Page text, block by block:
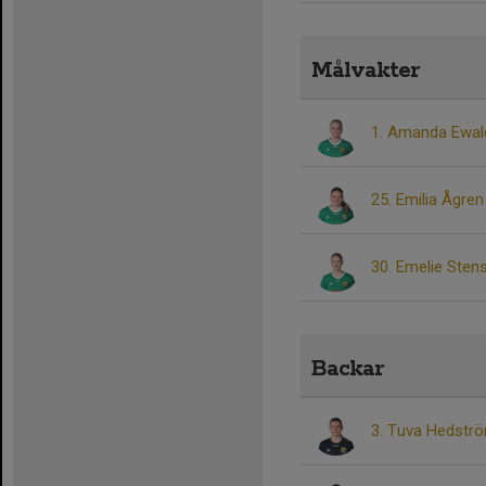
Målvakter
1. Amanda
25. Emilia Ågren
30. Emelie
Backar
3. Tuva